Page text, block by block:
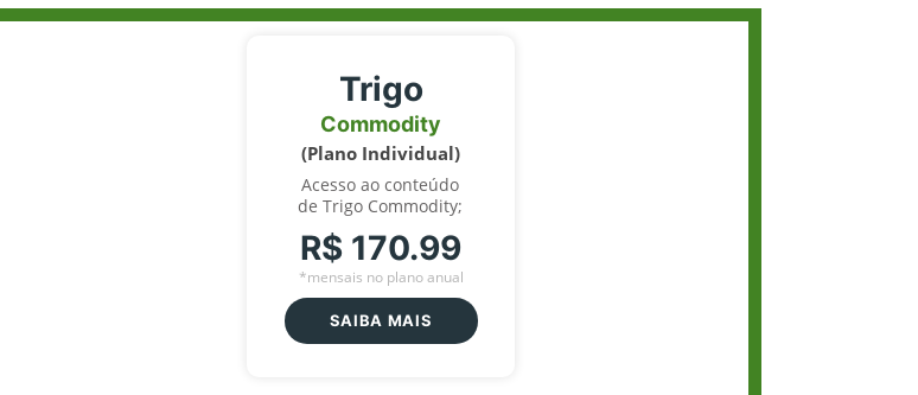
Trigo
Commodity
(Plano Individual)
Acesso ao conteúdo
de Trigo Commodity;
R$ 170.99
*mensais no plano anual
SAIBA MAIS